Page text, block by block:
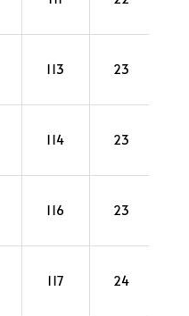
113 23
114 23
116 23
117 24